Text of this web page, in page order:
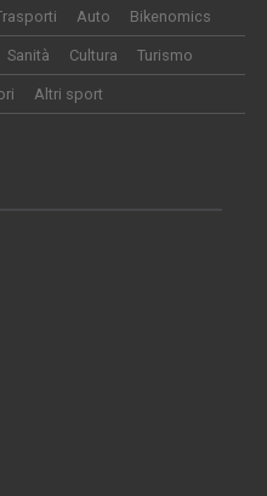
Auto Bikenomics
Sanità Cultura Turismo
Altri sport